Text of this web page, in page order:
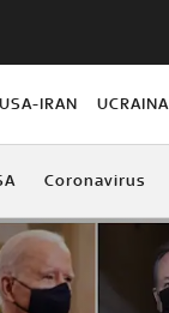
USA-IRAN UCRAINA
Coronavirus